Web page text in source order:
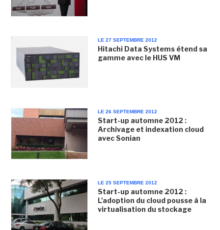
LE 27 SEPTEMBRE 2012
Hitachi Data Systems étend sa
gamme avec le HUS VM
LE 26 SEPTEMBRE 2012
Start-up automne 2012 :
Archivage et indexation cloud
avec Sonian
LE 25 SEPTEMBRE 2012
Start-up automne 2012 :
L'adoption du cloud pousse à la
virtualisation du stockage